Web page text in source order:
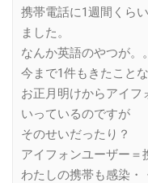
携帯電話に1週間くら
ました。
なんか英語のやつが。。
今まで1件もきたこと
お正月明けからアイフ
いっているのですが
そのせいだったり？
アイフォンユーザー
わたしの携帯も感染・